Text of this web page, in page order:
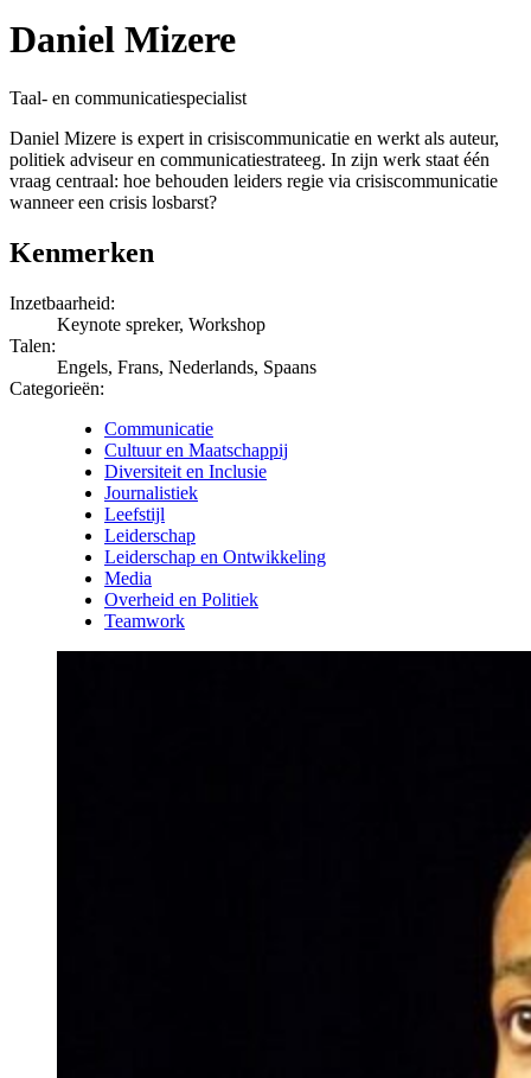
Daniel Mizere
Taal- en communicatiespecialist
Daniel Mizere is expert in crisiscommunicatie en werkt als auteur,
politiek adviseur en communicatiestrateeg. In zijn werk staat één
vraag centraal: hoe behouden leiders regie via crisiscommunicatie
wanneer een crisis losbarst?
Kenmerken
Inzetbaarheid:
Keynote spreker, Workshop
Talen:
Engels, Frans, Nederlands, Spaans
Categorieën:
Communicatie
Cultuur en Maatschappij
Diversiteit en Inclusie
Journalistiek
Leefstijl
Leiderschap
Leiderschap en Ontwikkeling
Media
Overheid en Politiek
Teamwork